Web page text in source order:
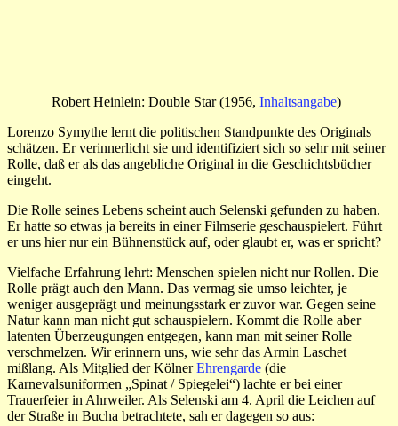
Robert Heinlein: Double Star (1956, Inhaltsangabe)
Lorenzo Symythe lernt die politischen Standpunkte des Originals
schätzen. Er verinnerlicht sie und identifiziert sich so sehr mit seiner
Rolle, daß er als das angebliche Original in die Geschichtsbücher
eingeht.
Die Rolle seines Lebens scheint auch Selenski gefunden zu haben.
Er hatte so etwas ja bereits in einer Filmserie geschauspielert. Führt
er uns hier nur ein Bühnenstück auf, oder glaubt er, was er spricht?
Vielfache Erfahrung lehrt: Menschen spielen nicht nur Rollen. Die
Rolle prägt auch den Mann. Das vermag sie umso leichter, je
weniger ausgeprägt und meinungsstark er zuvor war. Gegen seine
Natur kann man nicht gut schauspielern. Kommt die Rolle aber
latenten Überzeugungen entgegen, kann man mit seiner Rolle
verschmelzen. Wir erinnern uns, wie sehr das Armin Laschet
mißlang. Als Mitglied der KölnerEhrengarde (die
Karnevalsuniformen „Spinat / Spiegelei“) lachte er bei einer
Trauerfeier in Ahrweiler. Als Selenski am 4. April die Leichen auf
der Straße in Bucha betrachtete, sah er dagegen so aus: